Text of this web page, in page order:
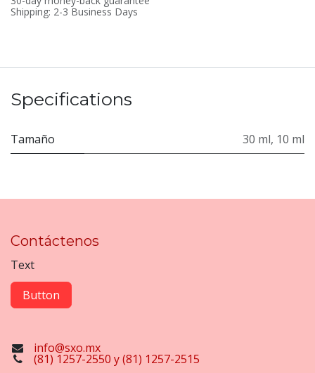
Shipping: 2-3 Business Days
Specifications
Tamaño 30 ml, 10 ml
Contáctenos
Text
Button
info@sxo.mx
(81) 1257-2550 y (81) 1257-2515